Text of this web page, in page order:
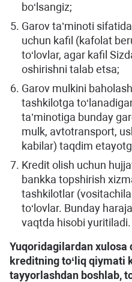
bo‘lsangiz;
Garov ta’minoti
uchun kafil (kafolat
to‘lovlar, agar kafil
oshirishni talab etsa;
Garov mulkini
tashkilotga
ta’minotiga bunday
mulk, avtotransport,
kabilar) taqdim
Kredit olish uchun
bankka topshirish
tashkilotlar
to‘lovlar. Bunday
vaqtda hisobi yuritiladi.
Yuqoridagilardan xulosa
kreditning to‘liq qiymati
tayyorlashdan boshlab,